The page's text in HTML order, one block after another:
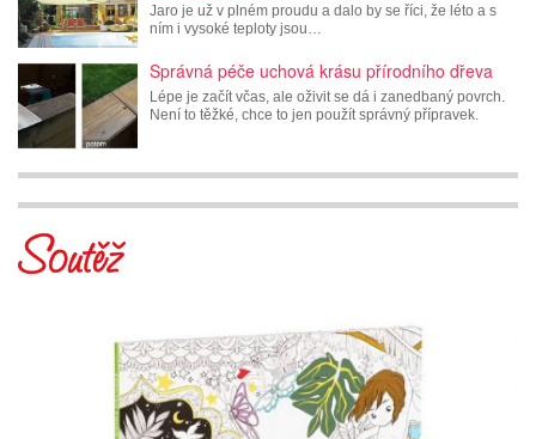
Jaro je už v plném proudu a dalo by se říci, že léto a s
ním i vysoké teploty jsou…
Správná péče uchová krásu přírodního dřeva
Lépe je začít včas, ale oživit se dá i zanedbaný povrch.
Není to těžké, chce to jen použít správný přípravek.